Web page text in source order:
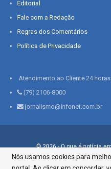
Editorial
Fale com a Redação
Regras dos Comentários
Política de Privacidade
Atendimento ao Cliente 24 horas:
(79) 2106-8000
jornalismo@infonet.com.br
© 2026 - O que é notícia
Nós usamos cookies para